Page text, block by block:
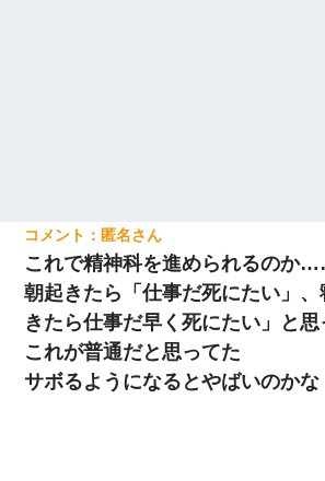
匿名
これで精神科を進められるのか
朝起きたら「仕事だ死にたい」
きたら仕事だ早く死にたい」と思
これが普通だと思ってた
サボるようになるとやばいのかな